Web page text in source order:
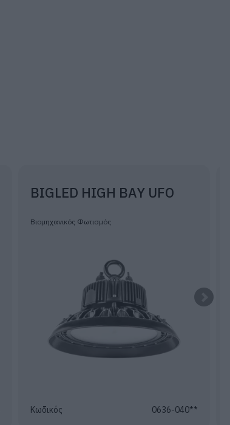
BIGLED HIGH BAY UFO
Βιομηχανικός Φωτισμός
Κωδικός 0636-040**